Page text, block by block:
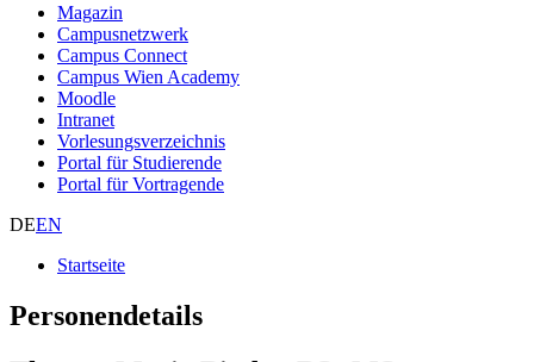
Magazin
Campusnetzwerk
Campus Connect
Campus Wien Academy
Moodle
Intranet
Vorlesungsverzeichnis
Portal für Studierende
Portal für Vortragende
DEEN
Startseite
Personendetails